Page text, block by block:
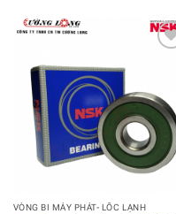
Add to
wishlist
VÒNG BI MÁY PHÁT- LỐC LẠNH